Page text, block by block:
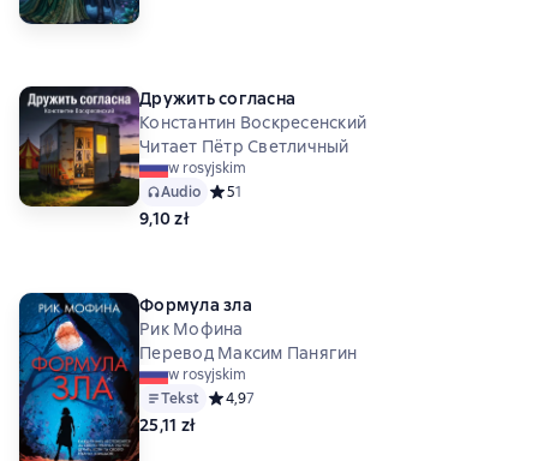
Дружить согласна
Константин Воскресенский
Читает Пётр Светличный
w rosyjskim
Audio Средний рейтинг 5 на основе 1 оценок
51
9,10 zł
Формула зла
Рик Мофина
Перевод Максим Панягин
w rosyjskim
Tekst Средний рейтинг 4,9 на основе 7 оценок
4,97
25,11 zł